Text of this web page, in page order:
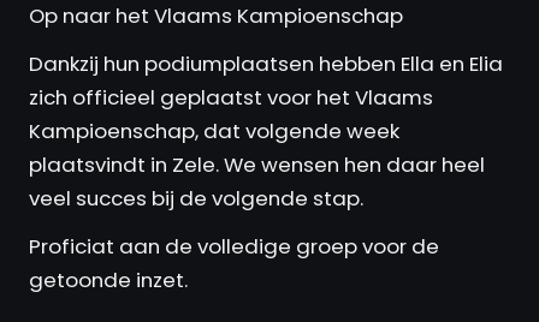
Op naar het Vlaams Kampioenschap
Dankzij hun podiumplaatsen hebben Ella en Elia
zich officieel geplaatst voor het Vlaams
Kampioenschap, dat volgende week
plaatsvindt in Zele. We wensen hen daar heel
veel succes bij de volgende stap.
Proficiat aan de volledige groep voor de
getoonde inzet.